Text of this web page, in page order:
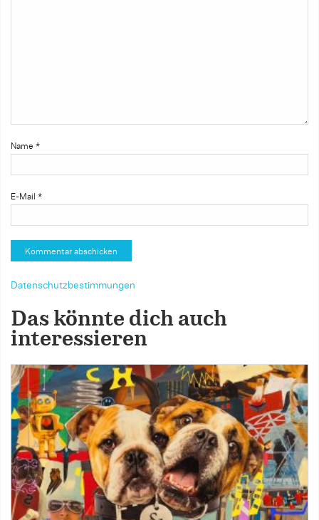
Name *
E-Mail *
Datenschutzbestimmungen
Das könnte dich auch
interessieren